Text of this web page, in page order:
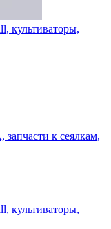
культиваторы,
к сеялкам,
культиваторы,